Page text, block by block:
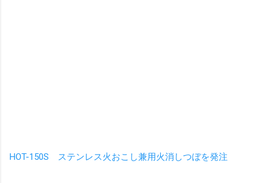
HOT-150S ステンレス火おこし兼用火消しつぼを発注